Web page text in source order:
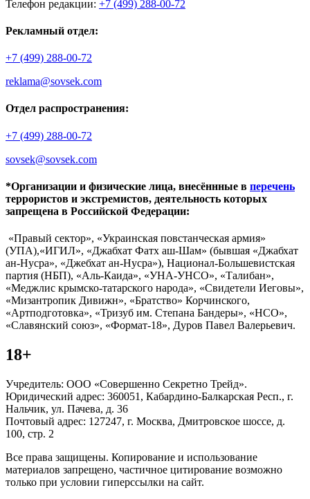
Телефон редакции: +7 (499) 288-00-72
Рекламный отдел:
+7 (499) 288-00-72
reklama@sovsek.com
Отдел распространения:
+7 (499) 288-00-72
sovsek@sovsek.com
*Организации и физические лица, внесённные в перечень
террористов и экстремистов, деятельность которых
запрещена в Российской Федерации:
«Правый сектор», «Украинская повстанческая армия»
(УПА),«ИГИЛ», «Джабхат Фатх аш-Шам» (бывшая «Джабхат
ан-Нусра», «Джебхат ан-Нусра»), Национал-Большевистская
партия (НБП), «Аль-Каида», «УНА-УНСО», «Талибан»,
«Меджлис крымско-татарского народа», «Свидетели Иеговы»,
«Мизантропик Дивижн», «Братство» Корчинского,
«Артподготовка», «Тризуб им. Степана Бандеры», «НСО»,
«Славянский союз», «Формат-18», Дуров Павел Валерьевич.
18+
Учредитель: ООО «Совершенно Секретно Трейд».
Юридический адрес: 360051, Кабардино-Балкарская Респ., г.
Нальчик, ул. Пачева, д. 36
Почтовый адрес: 127247, г. Москва, Дмитровское шоссе, д.
100, стр. 2
Все права защищены. Копирование и использование
материалов запрещено, частичное цитирование возможно
только при условии гиперссылки на сайт.